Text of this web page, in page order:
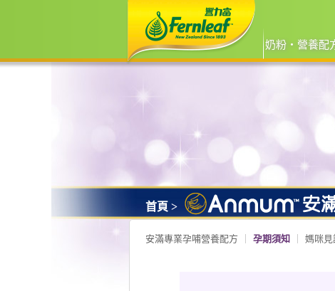
奶粉‧營養配
首頁 >
安滿專業孕哺營養配方 孕期須知 媽咪見